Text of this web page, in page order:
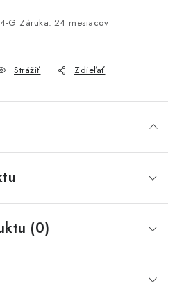
G Záruka: 24 mesiacov
Strážiť Zdieľať
(0)